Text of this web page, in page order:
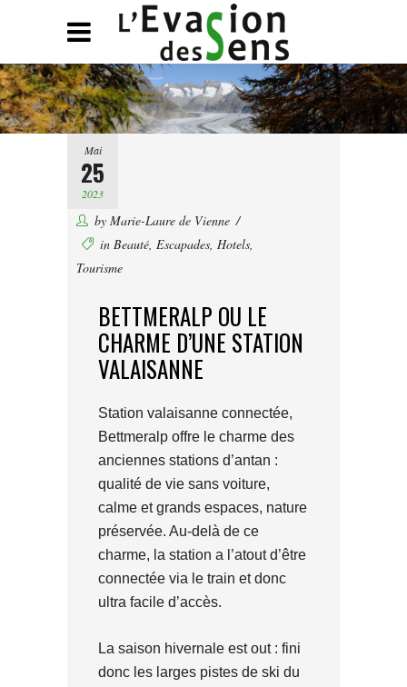
Mai
25
2023
by Marie-Laure de Vienne
in Beauté, Escapades, Hotels,
Tourisme
BETTMERALP OU LE
CHARME D’UNE STATION
VALAISANNE
Station valaisanne connectée,
Bettmeralp offre le charme des
anciennes stations d’antan :
qualité de vie sans voiture,
calme et grands espaces, nature
préservée. Au-delà de ce
charme, la station a l’atout d’être
connectée via le train et donc
ultra facile d’accès.
La saison hivernale est out : fini
donc les larges pistes de ski du